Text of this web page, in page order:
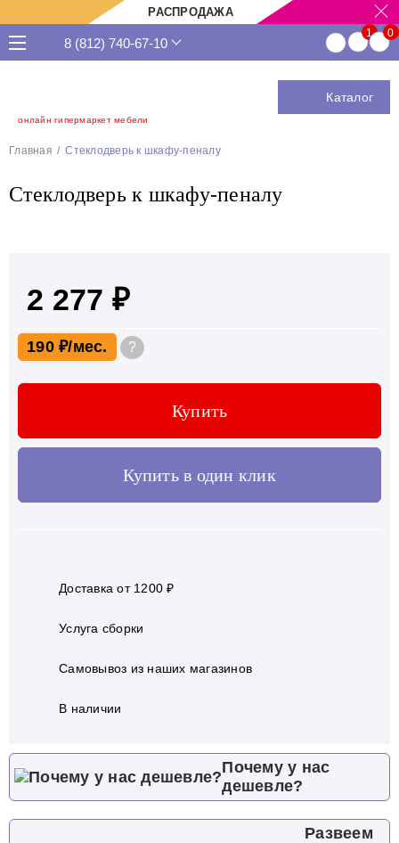
РАСПРОДАЖА
онлайн гипермаркет мебели
8 (812) 740-67-10
Каталог
Главная Стеклодверь к шкафу-пеналу
Стеклодверь к шкафу-пеналу
2 277 ₽
190 ₽ ?
Купить
Купить в один клик
Доставка от 1200 ₽
Услуга сборки
Самовывоз из наших магазинов
В наличии
Почему у нас
дешевле?
Развеем